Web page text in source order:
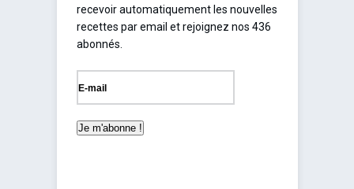
recevoir automatiquement les nouvelles
recettes par email et rejoignez nos 436
abonnés.